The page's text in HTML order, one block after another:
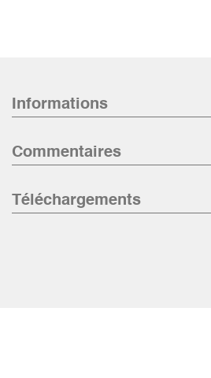
Informations
Commentaires
Téléchargements